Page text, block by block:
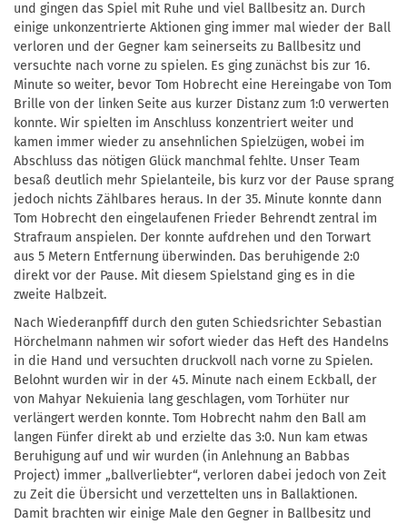
und gingen das Spiel mit Ruhe und viel Ballbesitz an. Durch
einige unkonzentrierte Aktionen ging immer mal wieder der Ball
verloren und der Gegner kam seinerseits zu Ballbesitz und
versuchte nach vorne zu spielen. Es ging zunächst bis zur 16.
Minute so weiter, bevor Tom Hobrecht eine Hereingabe von Tom
Brille von der linken Seite aus kurzer Distanz zum 1:0 verwerten
konnte. Wir spielten im Anschluss konzentriert weiter und
kamen immer wieder zu ansehnlichen Spielzügen, wobei im
Abschluss das nötigen Glück manchmal fehlte. Unser Team
besaß deutlich mehr Spielanteile, bis kurz vor der Pause sprang
jedoch nichts Zählbares heraus. In der 35. Minute konnte dann
Tom Hobrecht den eingelaufenen Frieder Behrendt zentral im
Strafraum anspielen. Der konnte aufdrehen und den Torwart
aus 5 Metern Entfernung überwinden. Das beruhigende 2:0
direkt vor der Pause. Mit diesem Spielstand ging es in die
zweite Halbzeit.
Nach Wiederanpfiff durch den guten Schiedsrichter Sebastian
Hörchelmann nahmen wir sofort wieder das Heft des Handelns
in die Hand und versuchten druckvoll nach vorne zu Spielen.
Belohnt wurden wir in der 45. Minute nach einem Eckball, der
von Mahyar Nekuienia lang geschlagen, vom Torhüter nur
verlängert werden konnte. Tom Hobrecht nahm den Ball am
langen Fünfer direkt ab und erzielte das 3:0. Nun kam etwas
Beruhigung auf und wir wurden (in Anlehnung an Babbas
Project) immer „ballverliebter“, verloren dabei jedoch von Zeit
zu Zeit die Übersicht und verzettelten uns in Ballaktionen.
Damit brachten wir einige Male den Gegner in Ballbesitz und